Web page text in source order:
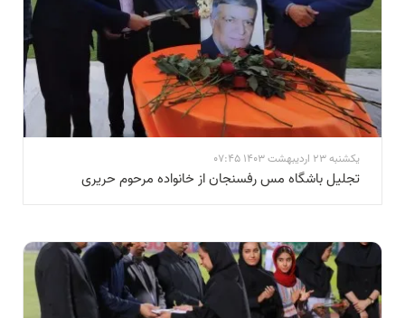
یکشنبه 23 اردیبهشت 1403 07:45
تجلیل باشگاه مس رفسنجان از خانواده مرحوم حریری